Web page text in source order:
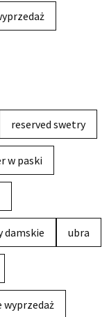
reserved swetry
w paski
damskie ubra
wyprzedaż